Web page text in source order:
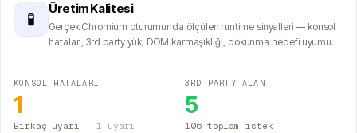
🧪
Üretim Kalitesi
Gerçek Chromium oturumunda ölçülen runtime sinyalleri — konsol
hataları, 3rd party yük, DOM karmaşıklığı, dokunma hedefi uyumu.
KONSOL HATALARI
1
Birkaç uyarı · 1 uyarı
3RD PARTY ALAN
5
106 toplam istek